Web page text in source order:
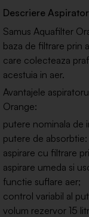
Descriere
Samus Aquafilter
baza de filtrare prin
care colecteaza
acestuia in aer.
Avantajele
Orange:
putere nominala de
putere de
aspirare cu filtrare
aspirare umeda si
functie suflare aer;
control variabil al
volum rezervor 15